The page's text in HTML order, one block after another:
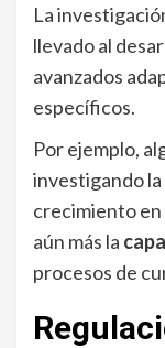
La
llevado al
avanzados
específicos.
Por ejemplo,
investigando
crecimiento en
aún más la
procesos de